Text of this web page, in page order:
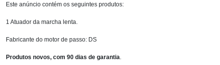
Este anúncio contém os seguintes produtos:
1 Atuador da marcha lenta.
Fabricante do motor de passo: DS
Produtos novos, com 90 dias de garantia